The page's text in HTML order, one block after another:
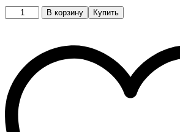
Кроссовки
quantity
В корзину Купить